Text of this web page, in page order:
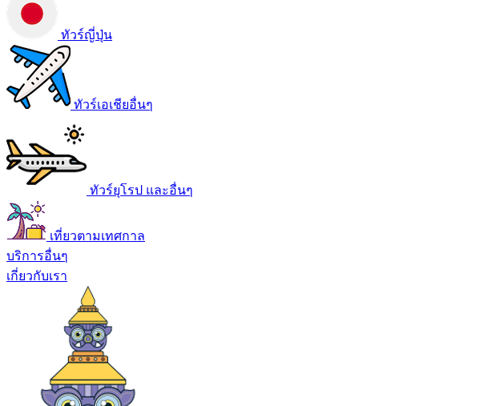
ทัวร์ญี่ปุ่น
ทัวร์เอเชียอื่นๆ
ทัวร์ยุโรป และอื่นๆ
เที่ยวตามเทศกาล
บริการอื่นๆ
เกี่ยวกับเรา